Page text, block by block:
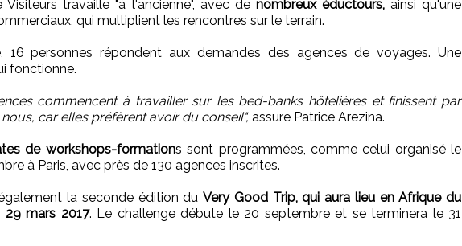
travaille "à l'ancienne", avec de nombreux éductours,ainsi qu'une
qui multiplient les rencontres sur le terrain.
16 personnes répondent aux demandes des agences de voyages. Une
fonctionne.
commencent à travailler sur les bed-banks hôtelières et finissent par
car elles préfèrent avoir du conseil", assure Patrice Arezina.
de workshops-formations sont programmées, comme celui organisé le
à Paris, avec près de 130 agences inscrites.
la seconde édition du Very Good Trip, qui aura lieu en Afrique du
mars 2017. Le challenge débute le 20 septembre et se terminera le 31